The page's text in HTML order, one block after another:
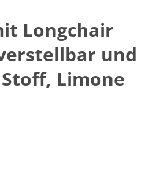
Longchair
und
Limone